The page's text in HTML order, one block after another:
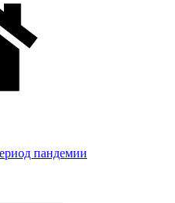
пандемии